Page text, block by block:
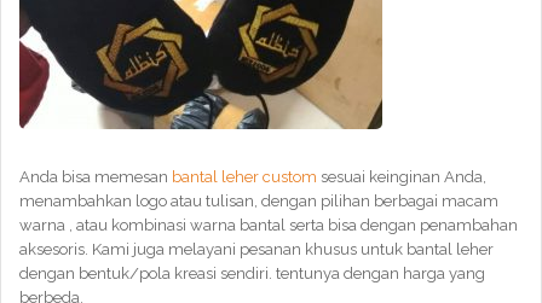
Anda bisa memesan bantal leher custom sesuai keinginan Anda,
menambahkan logo atau tulisan, dengan pilihan berbagai macam
warna , atau kombinasi warna bantal serta bisa dengan penambahan
aksesoris. Kami juga melayani pesanan khusus untuk bantal leher
dengan bentuk/pola kreasi sendiri. tentunya dengan harga yang
berbeda.